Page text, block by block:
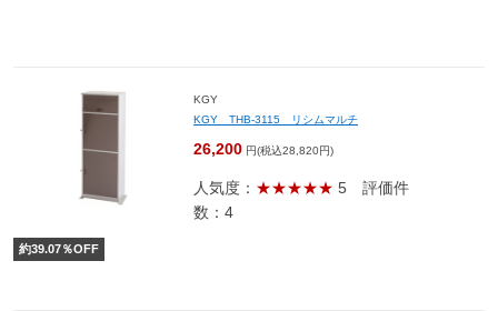
KGY
KGY THB-3115 リシムマルチ
26,200 円(税込28,820円)
人気度： ★★★★★ 5 評価件
数：4
約39.07％OFF